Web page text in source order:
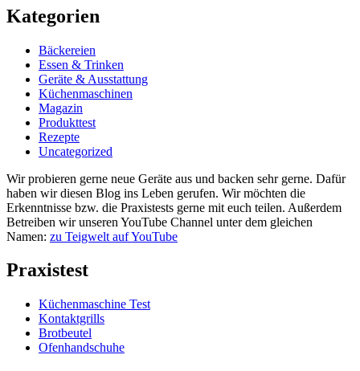
Kategorien
Bäckereien
Essen & Trinken
Geräte & Ausstattung
Küchenmaschinen
Magazin
Produkttest
Rezepte
Uncategorized
Wir probieren gerne neue Geräte aus und backen sehr gerne. Dafür
haben wir diesen Blog ins Leben gerufen. Wir möchten die
Erkenntnisse bzw. die Praxistests gerne mit euch teilen. Außerdem
Betreiben wir unseren YouTube Channel unter dem gleichen
Namen: zu Teigwelt auf YouTube
Praxistest
Küchenmaschine Test
Kontaktgrills
Brotbeutel
Ofenhandschuhe